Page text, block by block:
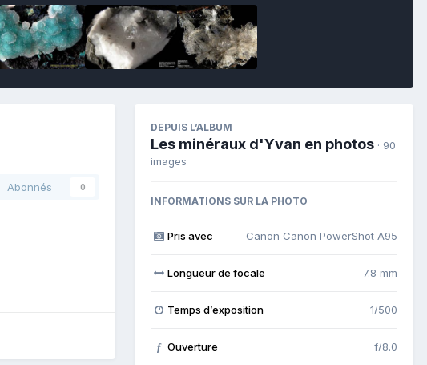
Abonnés 0
DEPUIS L’ALBUM
Les minéraux d'Yvan en photos · 90
images
INFORMATIONS SUR LA PHOTO
Pris avec Canon Canon PowerShot A95
Longueur de focale 7.8 mm
Temps d’exposition 1/500
f Ouverture f/8.0